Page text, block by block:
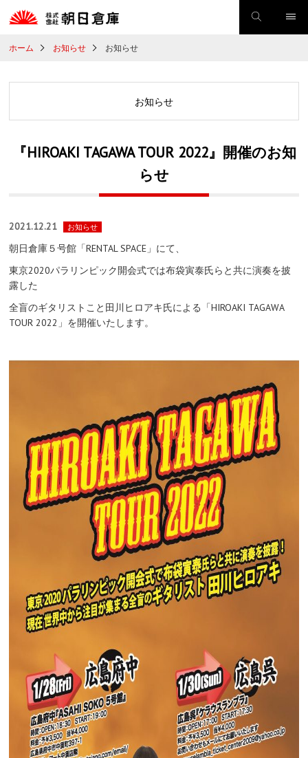
ホーム お知らせ お知らせ
お知らせ
『HIROAKI TAGAWA TOUR 2022』開催のお知
らせ
2021.12.21 お知らせ
朝日倉庫５号館「RENTAL SPACE」にて、
東京2020パラリンピック開会式では布袋寅泰氏らと共に演奏を披
露した
全盲のギタリストこと田川ヒロアキ氏による 「HIROAKI TAGAWA
TOUR 2022」 を開催いたします。